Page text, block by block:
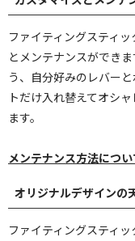
ファイティングスティ
とメンテナンスができ
う、自分好みのレバー
トだけ入れ替えてオシ
ます。
メンテナンス方法につ
オリジナルデザインの
ファイティングスティ